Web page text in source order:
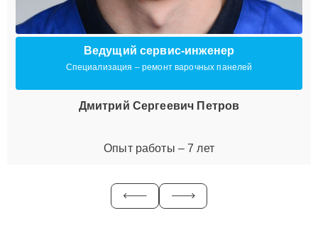
Ведущий сервис-инженер
Специализация – ремонт варочных панелей
Дмитрий Сергеевич Петров
Опыт работы – 7 лет